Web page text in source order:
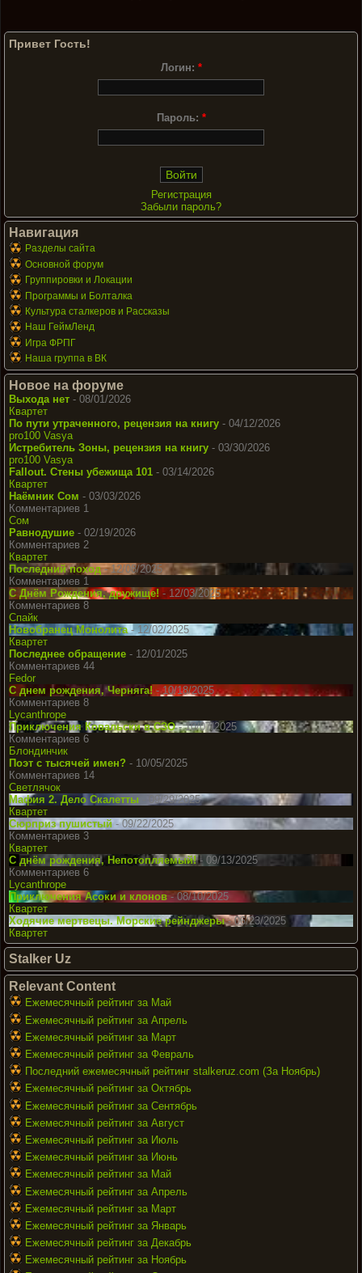
Привет Гость!
Логин: *
Пароль: *
Регистрация
Забыли пароль?
Навигация
Разделы сайта
Основной форум
Группировки и Локации
Программы и Болталка
Культура сталкеров и Рассказы
Наш ГеймЛенд
Игра ФРПГ
Наша группа в ВК
Новое на форуме
Выхода нет - 08/01/2026
Квартет
По пути утраченного, рецензия на книгу - 04/12/2026
pro100 Vasya
Истребитель Зоны, рецензия на книгу - 03/30/2026
pro100 Vasya
Fallout. Стены убежища 101 - 03/14/2026
Квартет
Наёмник Сом - 03/03/2026
Комментариев 1
Сом
Равнодушие - 02/19/2026
Комментариев 2
Квартет
Последний поход- 12/08/2025
Комментариев 1
С Днём Рождения, дружище! - 12/03/2025
Комментариев 8
Спайк
Новобранец Монолита- 12/02/2025
Квартет
Последнее обращение - 12/01/2025
Комментариев 44
Fedor
С днем рождения, Черняга!- 10/18/2025
Комментариев 8
Lycanthrope
Приключения Ковальски в СЗО- 10/07/2025
Комментариев 6
Блондинчик
Поэт с тысячей имен? - 10/05/2025
Комментариев 14
Светлячок
Мафия 2. Дело Скалетты
- 09/29/2025
Квартет
Сюрприз пушистый - 09/22/2025
Комментариев 3
Квартет
С днём рождения, Непотопляемый!- 09/13/2025
Комментариев 6
Lycanthrope
Приключения Асоки и клонов- 08/10/2025
Квартет
Ходячие мертвецы. Морские рейнджеры- 06/23/2025
Квартет
Stalker Uz
Relevant Content
Ежемесячный рейтинг за Май
Ежемесячный рейтинг за Апрель
Ежемесячный рейтинг за Март
Ежемесячный рейтинг за Февраль
Последний ежемесячный рейтинг stalkeruz.com (За Ноябрь)
Ежемесячный рейтинг за Октябрь
Ежемесячный рейтинг за Сентябрь
Ежемесячный рейтинг за Август
Ежемесячный рейтинг за Июль
Ежемесячный рейтинг за Июнь
Ежемесячный рейтинг за Май
Ежемесячный рейтинг за Апрель
Ежемесячный рейтинг за Март
Ежемесячный рейтинг за Январь
Ежемесячный рейтинг за Декабрь
Ежемесячный рейтинг за Ноябрь